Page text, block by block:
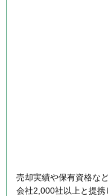
売却実績や保有資格な
会社2,000社以上と提